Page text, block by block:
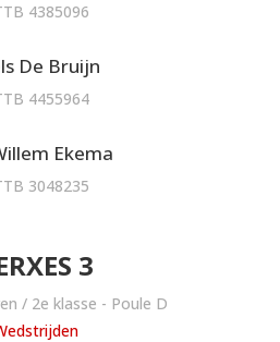
4385096
De Bruijn
4455964
Ekema
3048235
3
/ 2e klasse - Poule D